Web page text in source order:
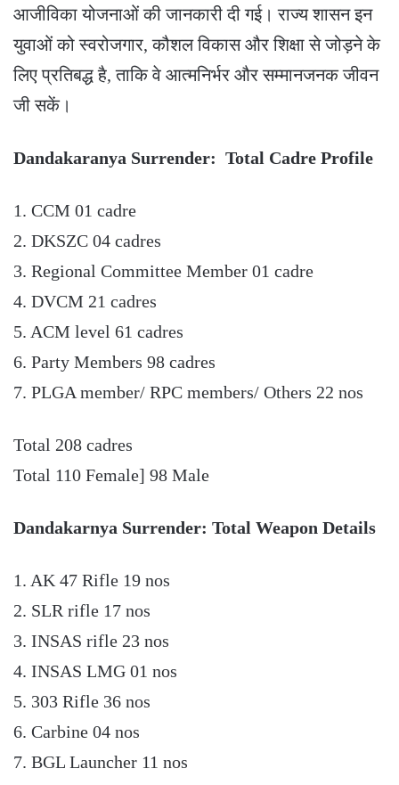
आजीविका योजनाओं की जानकारी दी गई। राज्य शासन इन
युवाओं को स्वरोजगार, कौशल विकास और शिक्षा से जोड़ने के
लिए प्रतिबद्ध है, ताकि वे आत्मनिर्भर और सम्मानजनक जीवन
जी सकें।
Dandakaranya Surrender: Total Cadre Profile
1. CCM 01 cadre
2. DKSZC 04 cadres
3. Regional Committee Member 01 cadre
4. DVCM 21 cadres
5. ACM level 61 cadres
6. Party Members 98 cadres
7. PLGA member/ RPC members/ Others 22 nos
Total 208 cadres
Total 110 Female] 98 Male
Dandakarnya Surrender: Total Weapon Details
1. AK 47 Rifle 19 nos
2. SLR rifle 17 nos
3. INSAS rifle 23 nos
4. INSAS LMG 01 nos
5. 303 Rifle 36 nos
6. Carbine 04 nos
7. BGL Launcher 11 nos